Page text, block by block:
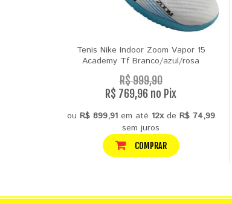
Tenis Nike Indoor Zoom Vapor 15
Academy Tf Branco/azul/rosa
R$ 999,90
R$ 769,96 no Pix
ou R$ 899,91em até 12xde R$ 74,99
sem juros
COMPRAR